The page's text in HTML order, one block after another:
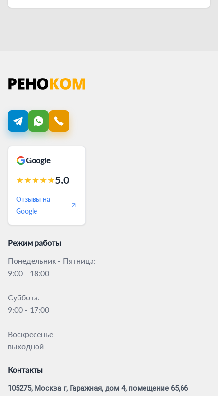
Google
★★★★★5.0
Отзывы на
Google
Режим работы
Понедельник - Пятница:
9:00 - 18:00
Суббота:
9:00 - 17:00
Воскресенье:
выходной
Контакты
105275, Москва г, Гаражная, дом 4, помещение 65,66